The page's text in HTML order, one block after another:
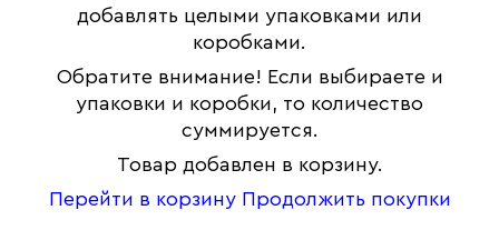
добавлять целыми упаковками или
коробками.
Обратите внимание! Если выбираете и
упаковки и коробки, то количество
суммируется.
Товар добавлен в корзину.
Перейти в корзину Продолжить покупки